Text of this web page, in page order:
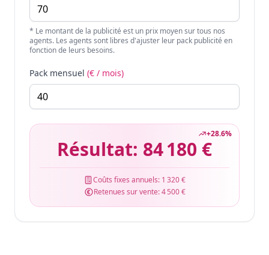
* Le montant de la publicité est un prix moyen sur tous nos
agents. Les agents sont libres d'ajuster leur pack publicité en
fonction de leurs besoins.
Pack mensuel (€ / mois)
+28.6%
Résultat: 84 180 €
Coûts fixes annuels: 1 320 €
Retenues sur vente:4 500 €